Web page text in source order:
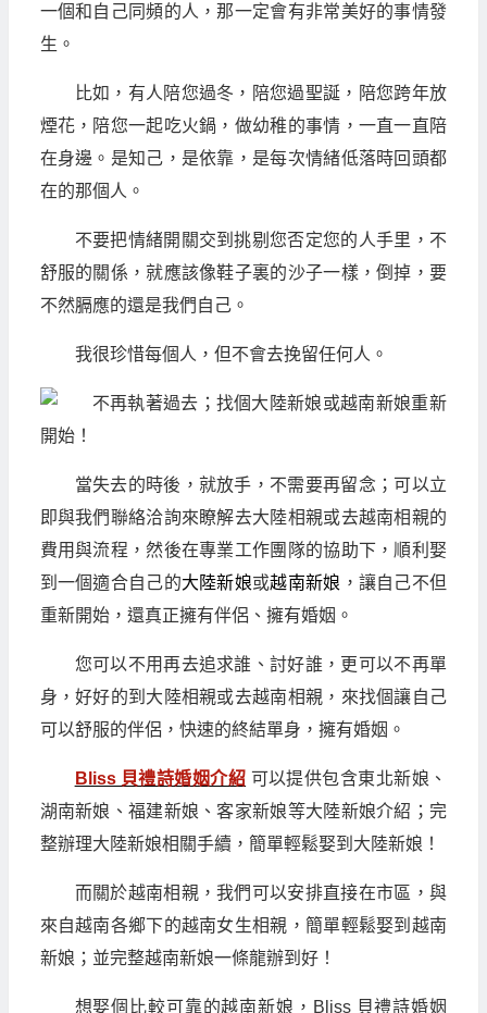
一個和自己同頻的人，那一定會有非常美好的事情發
生。
比如，有人陪您過冬，陪您過聖誕，陪您跨年放
煙花，陪您一起吃火鍋，做幼稚的事情，一直一直陪
在身邊。是知己，是依靠，是每次情緒低落時回頭都
在的那個人。
不要把情緒開關交到挑剔您否定您的人手里，不
舒服的關係，就應該像鞋子裏的沙子一樣，倒掉，要
不然膈應的還是我們自己。
我很珍惜每個人，但不會去挽留任何人。
當失去的時後，就放手，不需要再留念；可以立
即與我們聯絡洽詢來瞭解去大陸相親或去越南相親的
費用與流程，然後在專業工作團隊的協助下，順利娶
到一個適合自己的大陸新娘或越南新娘 ，讓自己不但
重新開始，還真正擁有伴侶、擁有婚姻。
您可以不用再去追求誰、討好誰，更可以不再單
身，好好的到大陸相親或去越南相親，來找個讓自己
可以舒服的伴侶，快速的終結單身，擁有婚姻。
Bliss 貝禮詩婚姻介紹 可以提供包含東北新娘、
湖南新娘、福建新娘、客家新娘等大陸新娘介紹；完
整辦理大陸新娘相關手續，簡單輕鬆娶到大陸新娘！
而關於越南相親，我們可以安排直接在市區，與
來自越南各鄉下的越南女生相親，簡單輕鬆娶到越南
新娘；並完整越南新娘一條龍辦到好！
想娶個比較可靠的越南新娘，Bliss 貝禮詩婚姻